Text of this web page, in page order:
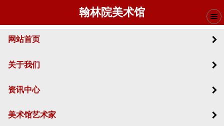
翰林院美术馆
网站首页
关于我们
资讯中心
美术馆艺术家